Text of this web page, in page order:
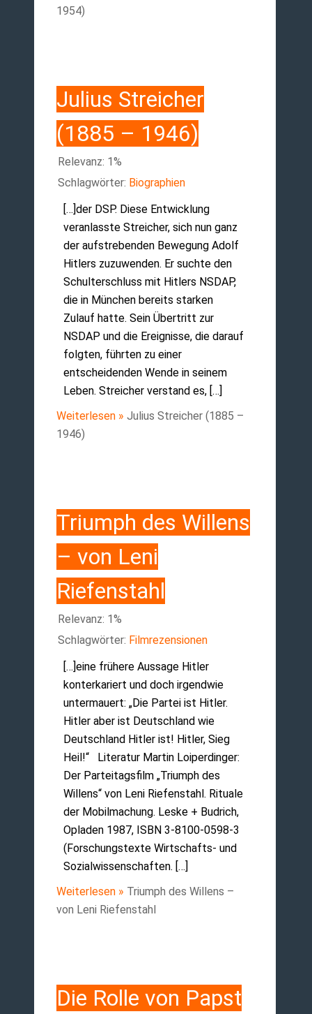
1954)
Julius Streicher
(1885 – 1946)
Relevanz: 1%
Schlagwörter: Biographien
[…]der DSP. Diese Entwicklung
veranlasste Streicher, sich nun ganz
der aufstrebenden Bewegung Adolf
Hitlers zuzuwenden. Er suchte den
Schulterschluss mit Hitlers NSDAP,
die in München bereits starken
Zulauf hatte. Sein Übertritt zur
NSDAP und die Ereignisse, die darauf
folgten, führten zu einer
entscheidenden Wende in seinem
Leben. Streicher verstand es, […]
Weiterlesen » Julius Streicher (1885 –
1946)
Triumph des Willens
– von Leni
Riefenstahl
Relevanz: 1%
Schlagwörter: Filmrezensionen
[…]eine frühere Aussage Hitler
konterkariert und doch irgendwie
untermauert: „Die Partei ist Hitler.
Hitler aber ist Deutschland wie
Deutschland Hitler ist! Hitler, Sieg
Heil!“ Literatur Martin Loiperdinger:
Der Parteitagsfilm „Triumph des
Willens“ von Leni Riefenstahl. Rituale
der Mobilmachung. Leske + Budrich,
Opladen 1987, ISBN 3-8100-0598-3
(Forschungstexte Wirtschafts- und
Sozialwissenschaften. […]
Weiterlesen » Triumph des Willens –
von Leni Riefenstahl
Die Rolle von Papst